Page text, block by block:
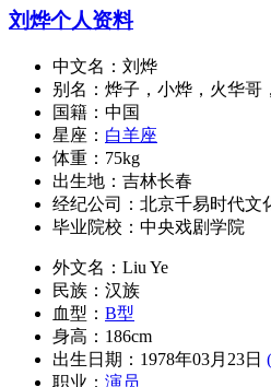
刘烨个人资料
中文名：刘烨
别名：烨子，小烨，火华哥
国籍：中国
星座： 白羊座
体重：75kg
出生地：吉林长春
经纪公司：北京千易时代文
毕业院校：中央戏剧学院
外文名：Liu Ye
民族：汉族
血型： B型
身高：186cm
出生日期：1978年03月23日
职业： 演员